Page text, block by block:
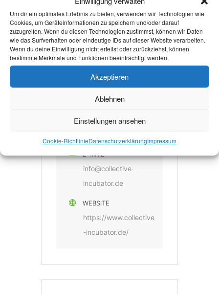
Um dir ein optimales Erlebnis zu bieten, verwenden wir Technologien wie
Cookies, um Geräteinformationen zu speichern und/oder darauf
zuzugreifen. Wenn du diesen Technologien zustimmst, können wir Daten
wie das Surfverhalten oder eindeutige IDs auf dieser Website verarbeiten.
Wenn du deine Einwilligung nicht erteilst oder zurückziehst, können
bestimmte Merkmale und Funktionen beeinträchtigt werden.
Akzeptieren
Ablehnen
Einstellungen ansehen
Cookie-RichtlinieDatenschutzerklärungImpressum
KATEGORIE
Kulturveranstaltung
Sportangebot
VERANSTALTER
COLLECTIVE
E-MAIL
info@collective-
incubator.de
WEBSITE
https://www.collective
-incubator.de/